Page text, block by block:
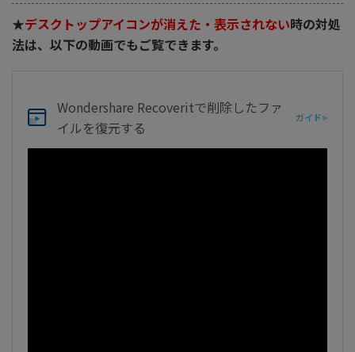
★デスクトップアイコンが消えた・表示されない時の対処
法は、以下の動画でもご覧できます。
Wondershare Recoveritで削除したファ
イルを復元する
ガイド>